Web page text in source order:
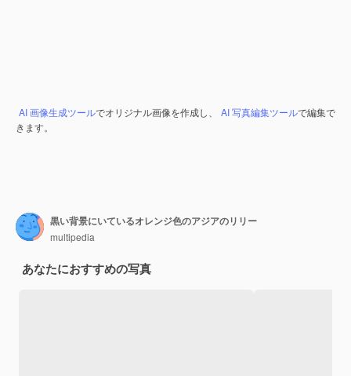
AI 画像生成ツールでオリジナル画像を作成し、 AI 写真編集ツールで編集で
きます。
黒い背景にいているオレンジ色のアジアのリリー
multipedia
あなたにおすすめの写真